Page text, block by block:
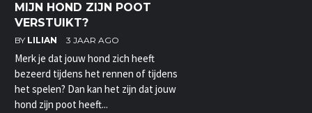
MIJN HOND ZIJN POOT
VERSTUIKT?
BY LILIAN 3 JAAR AGO
Merk je dat jouw hond zich heeft
bezeerd tijdens het rennen of tijdens
het spelen? Dan kan het zijn dat jouw
hond zijn poot heeft...